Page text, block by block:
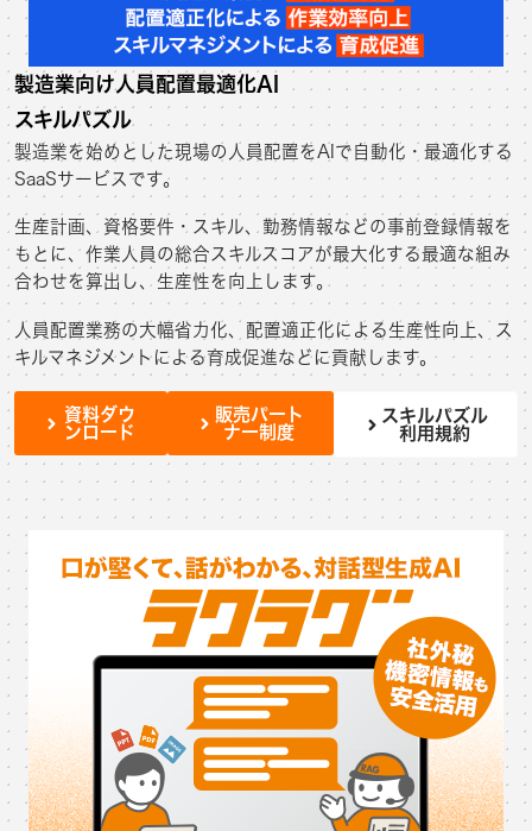
製造業向け人員配置最適化AI
スキルパズル
製造業を始めとした現場の人員配置をAIで自動化・最適化する
SaaSサービスです。
生産計画、資格要件・スキル、勤務情報などの事前登録情報を
もとに、作業人員の総合スキルスコアが最大化する最適な組み
合わせを算出し、生産性を向上します。
人員配置業務の大幅省力化、配置適正化による生産性向上、ス
キルマネジメントによる育成促進などに貢献します。
資料ダウ
ンロード
販売パート
ナー制度
スキルパズル
利用規約